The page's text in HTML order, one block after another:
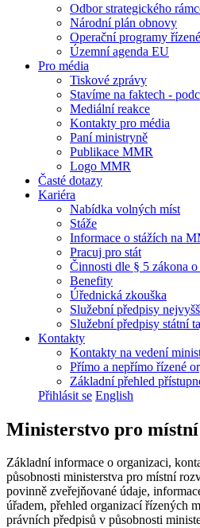
Odbor strategického
Národní plán obnovy
Operační programy
Územní agenda EU
Pro média
Tiskové zprávy
Stavíme na faktech -
Mediální reakce
Kontakty pro média
Paní ministryně
Publikace MMR
Logo MMR
Časté dotazy
Kariéra
Nabídka volných míst
Stáže
Informace o stážích na
Pracuj pro stát
Činnosti dle § 5 zákona o
Benefity
Úřednická zkouška
Služební předpisy
Služební předpisy státní
Kontakty
Kontakty na vedení
Přímo a nepřímo řízené
Základní přehled
Přihlásit se English
Ministerstvo pro
Základní informace o organizaci,
působnosti ministerstva pro místní
povinně zveřejňované údaje,
úřadem, přehled organizací řízených
právních předpisů v působnosti